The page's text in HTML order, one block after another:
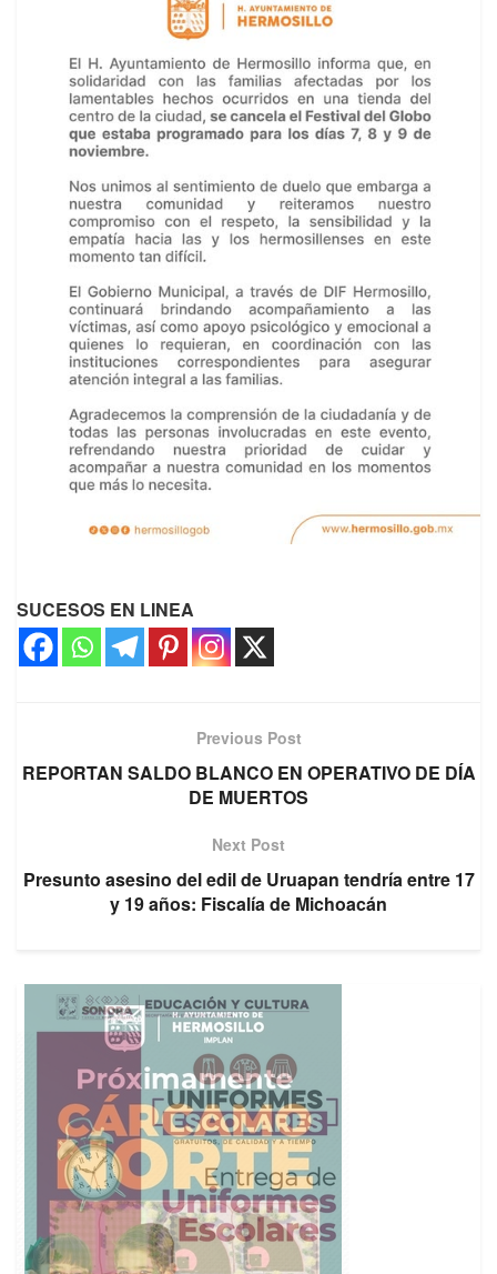
SUCESOS EN LINEA
Previous Post
REPORTAN SALDO BLANCO EN OPERATIVO DE DÍA
DE MUERTOS
Next Post
Presunto asesino del edil de Uruapan tendría entre 17
y 19 años: Fiscalía de Michoacán